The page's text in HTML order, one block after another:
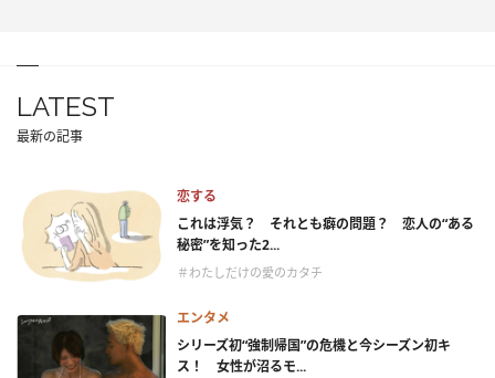
LATEST
最新の記事
恋する
これは浮気？ それとも癖の問題？ 恋人の“ある
秘密”を知った2...
＃わたしだけの愛のカタチ
エンタメ
シリーズ初“強制帰国”の危機と今シーズン初キ
ス！ 女性が沼るモ...